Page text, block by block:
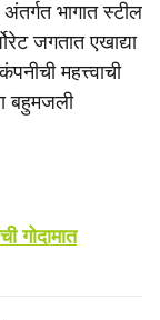
अंतर्गत भागात स्टील
जगतात एखाद्या
महत्त्वाची
बहुमजली
गोदामात